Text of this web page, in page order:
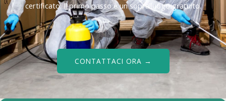
certificato. Il primo passo è un sopralluogo gratuito.
CONTATTACI ORA →